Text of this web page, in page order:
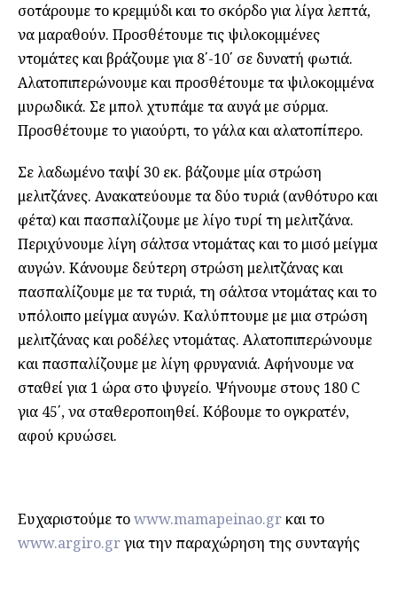
σοτάρουμε το κρεµµύδι και το σκόρδο για λίγα λεπτά,
να μαραθούν. Προσθέτουμε τις ψιλοκοµµένες
ντομάτες και βράζουμε για 8΄-10΄ σε δυνατή φωτιά.
Αλατοπιπερώνουµε και προσθέτουμε τα ψιλοκοµµένα
μυρωδικά. Σε μπολ χτυπάμε τα αυγά µε σύρμα.
Προσθέτουμε το γιαούρτι, το γάλα και αλατοπίπερο.
Σε λαδωμένο ταψί 30 εκ. βάζουμε µία στρώση
μελιτζάνες. Ανακατεύουμε τα δύο τυριά (ανθότυρο και
φέτα) και πασπαλίζουμε µε λίγο τυρί τη μελιτζάνα.
Περιχύνουμε λίγη σάλτσα ντομάτας και το μισό μείγμα
αυγών. Κάνουμε δεύτερη στρώση μελιτζάνας και
πασπαλίζουμε µε τα τυριά, τη σάλτσα ντομάτας και το
υπόλοιπο μείγμα αυγών. Καλύπτουμε µε μια στρώση
μελιτζάνας και ροδέλες ντομάτας. Αλατοπιπερώνουµε
και πασπαλίζουμε µε λίγη φρυγανιά. Αφήνουμε να
σταθεί για 1 ώρα στο ψυγείο. Ψήνουμε στους 180 C
για 45΄, να σταθεροποιηθεί. Κόβουμε το ογκρατέν,
αφού κρυώσει.
Ευχαριστούμε τοwww.mamapeinao.gr και το
www.argiro.grγια την παραχώρηση της συνταγής